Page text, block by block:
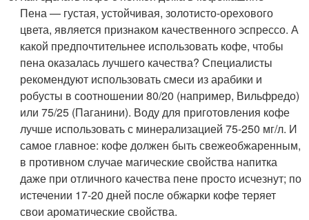
Пена — густая, устойчивая, золотисто-орехового
цвета, является признаком качественного эспрессо. А
какой предпочтительнее использовать кофе, чтобы
пена оказалась лучшего качества? Специалисты
рекомендуют использовать смеси из арабики и
робусты в соотношении 80/20 (например, Вильфредо)
или 75/25 (Паганини). Воду для приготовления кофе
лучше использовать с минерализацией 75-250 мг/л. И
самое главное: кофе должен быть свежеобжаренным,
в противном случае магические свойства напитка
даже при отличного качества пене просто исчезнут; по
истечении 17-20 дней после обжарки кофе теряет
свои ароматические свойства.